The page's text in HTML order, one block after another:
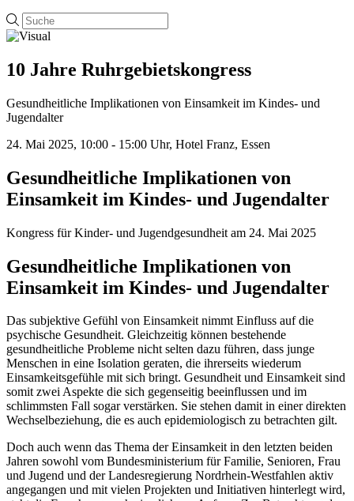
10 Jahre Ruhrgebietskongress
Gesundheitliche Implikationen von Einsamkeit im Kindes- und
Jugendalter
24. Mai 2025, 10:00 - 15:00 Uhr, Hotel Franz, Essen
Gesundheitliche Implikationen von
Einsamkeit im Kindes- und Jugendalter
Kongress für Kinder- und Jugendgesundheit am 24. Mai 2025
Gesundheitliche Implikationen von
Einsamkeit im Kindes- und Jugendalter
Das subjektive Gefühl von Einsamkeit nimmt Einfluss auf die
psychische Gesundheit. Gleichzeitig können bestehende
gesundheitliche Probleme nicht selten dazu führen, dass junge
Menschen in eine Isolation geraten, die ihrerseits wiederum
Einsamkeitsgefühle mit sich bringt. Gesundheit und Einsamkeit sind
somit zwei Aspekte die sich gegenseitig beeinflussen und im
schlimmsten Fall sogar verstärken. Sie stehen damit in einer direkten
Wechselbeziehung, die es auch epidemiologisch zu betrachten gilt.
Doch auch wenn das Thema der Einsamkeit in den letzten beiden
Jahren sowohl vom Bundesministerium für Familie, Senioren, Frau
und Jugend und der Landesregierung Nordrhein-Westfahlen aktiv
angegangen und mit vielen Projekten und Initiativen hinterlegt wird,